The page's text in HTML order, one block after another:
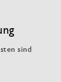
sind